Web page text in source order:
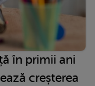
în primii ani
creșterea